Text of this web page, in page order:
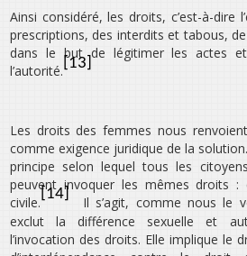
Ainsi considéré, les droits, c’est-à-dire
prescriptions, des interdits et tabous,
dans le but de légitimer les actes
l’autorité.[13]
Les droits des femmes nous
comme exigence juridique de la solution.
principe selon lequel tous les
peuvent invoquer les mêmes droits :
civile.[14] Il s’agit, comme nous le
exclut la différence sexuelle et
l’invocation des droits. Elle implique le